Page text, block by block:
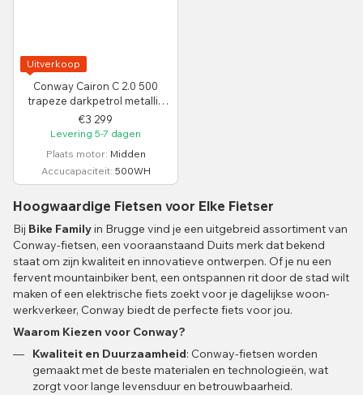
Uitverkoop
Conway Cairon C 2.0 500
trapeze darkpetrol metallic
/red XL /53 cm /29"
€3 299
Levering 5-7 dagen
Plaats motor Midden
Accucapaciteit 500WH
Hoogwaardige Fietsen voor Elke Fietser
Bij Bike Familyin Brugge vind je een uitgebreid assortiment van
Conway-fietsen, een vooraanstaand Duits merk dat bekend
staat om zijn kwaliteit en innovatieve ontwerpen. Of je nu een
fervent mountainbiker bent, een ontspannen rit door de stad wilt
maken of een elektrische fiets zoekt voor je dagelijkse woon-
werkverkeer, Conway biedt de perfecte fiets voor jou.
Waarom Kiezen voor Conway?
Kwaliteit en Duurzaamheid: Conway-fietsen worden
gemaakt met de beste materialen en technologieën, wat
zorgt voor lange levensduur en betrouwbaarheid.